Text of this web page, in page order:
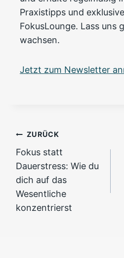
Praxistipps und
FokusLounge. Lass uns
wachsen.
Jetzt zum Newsletter
ZURÜCK
Fokus statt
Dauerstress: Wie du
dich auf das
Wesentliche
konzentrierst